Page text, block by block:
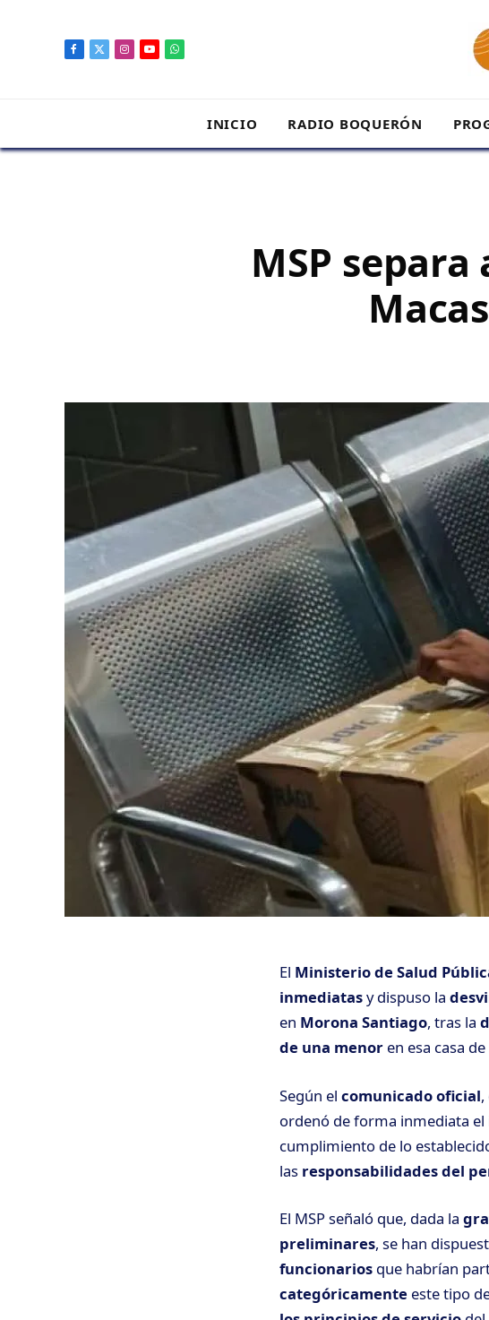
Facebook
X
Instagram
YouTubeWhatsApp
INICIO RADIO BOQUERÓN
MSP
El Ministerio de Salud
inmediatasy dispuso la
en Morona Santiago, tras la
de una menor en esa casa
Según el comunicado oficial
ordenó de forma inmediata el
cumplimiento de lo
las responsabilidades del
El MSP señaló que, dada la
preliminares, se han
funcionarios que habrían
categóricamente este tipo